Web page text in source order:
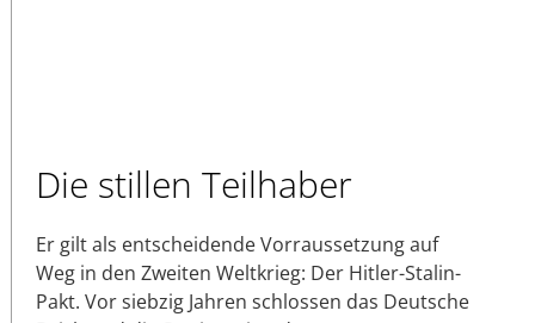
Die stillen Teilhaber
Er gilt als entscheidende Vorraussetzung auf
Weg in den Zweiten Weltkrieg: Der Hitler-Stalin-
Pakt. Vor siebzig Jahren schlossen das Deutsche